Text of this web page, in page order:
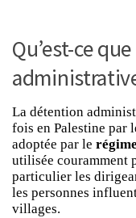
Qu’est-ce
La détention
fois en Palestine par
adoptée par le
utilisée couramment
particulier les
les personnes
villages.